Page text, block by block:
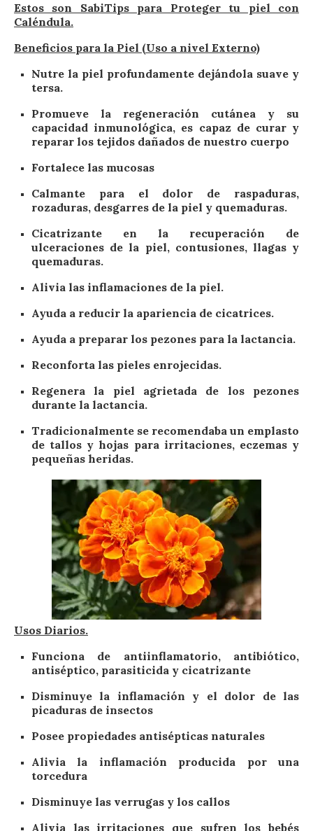
Estos son SabiTips para Proteger tu piel con
Caléndula.
Beneficios para la Piel (Uso a nivel Externo)
Nutre la piel profundamente dejándola suave y
tersa.
Promueve la regeneración cutánea y su
capacidad inmunológica, es capaz de curar y
reparar los tejidos dañados de nuestro cuerpo
Fortalece las mucosas
Calmante para el dolor de raspaduras,
rozaduras, desgarres de la piel y quemaduras.
Cicatrizante en la recuperación de
ulceraciones de la piel, contusiones, llagas y
quemaduras.
Alivia las inflamaciones de la piel.
Ayuda a reducir la apariencia de cicatrices.
Ayuda a preparar los pezones para la lactancia.
Reconforta las pieles enrojecidas.
Regenera la piel agrietada de los pezones
durante la lactancia.
Tradicionalmente se recomendaba un emplasto
de tallos y hojas para irritaciones, eczemas y
pequeñas heridas.
Usos Diarios.
Funciona de antiinflamatorio, antibiótico,
antiséptico, parasiticida y cicatrizante
Disminuye la inflamación y el dolor de las
picaduras de insectos
Posee propiedades antisépticas naturales
Alivia la inflamación producida por una
torcedura
Disminuye las verrugas y los callos
Alivia las irritaciones que sufren los bebés